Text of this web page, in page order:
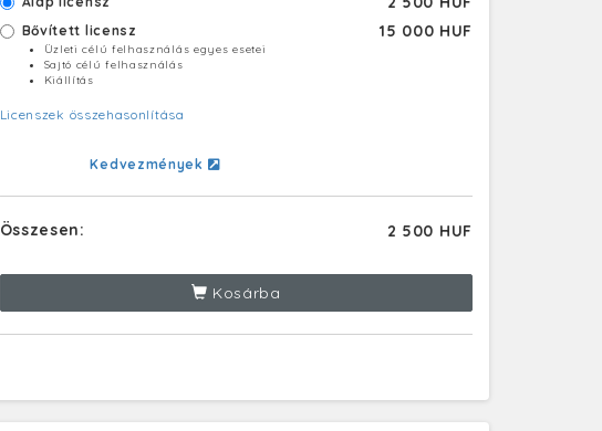
Bővített licensz 15 000 HUF
Üzleti célú felhasználás egyes esetei
Sajtó célú felhasználás
Kiállítás
Licenszek összehasonlítása
Kedvezmények
Összesen: 2 500 HUF
Kosárba